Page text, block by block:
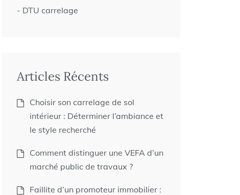
- DTU carrelage
Articles Récents
Choisir son carrelage de sol
intérieur : Déterminer l’ambiance et
le style recherché
Comment distinguer une VEFA d’un
marché public de travaux ?
Faillite d’un promoteur immobilier :